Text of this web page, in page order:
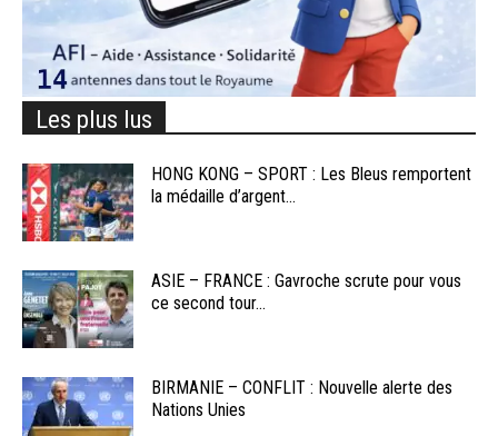
Les plus lus
HONG KONG – SPORT : Les Bleus remportent
la médaille d’argent...
ASIE – FRANCE : Gavroche scrute pour vous
ce second tour...
BIRMANIE – CONFLIT : Nouvelle alerte des
Nations Unies